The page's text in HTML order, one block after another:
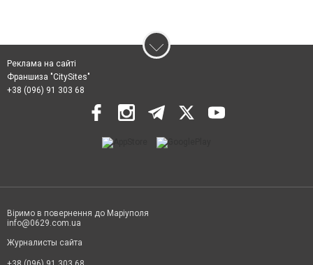
Реклама на сайті
Франшиза "CitySites"
+38 (096) 91 303 68
Віримо в повернення до Маріуполя
info@0629.com.ua
Журналисты сайта